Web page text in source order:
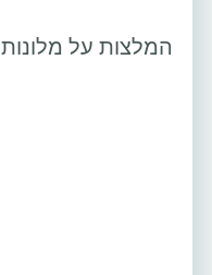
המלצות על מלונות